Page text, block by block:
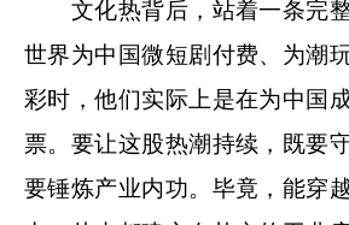
文化热背后，站着一条完整
世界为中国微短剧付费、为潮
彩时，他们实际上是在为中国
票。要让这股热潮持续，既要
要锤炼产业内功。毕竟，能穿